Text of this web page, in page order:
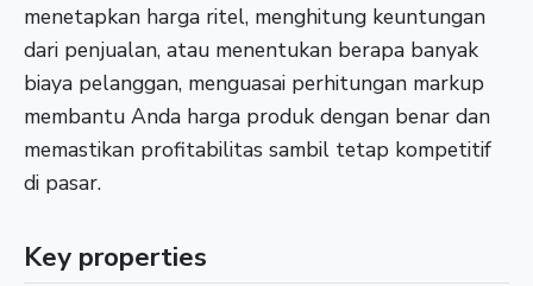
menetapkan harga ritel, menghitung keuntungan
dari penjualan, atau menentukan berapa banyak
biaya pelanggan, menguasai perhitungan markup
membantu Anda harga produk dengan benar dan
memastikan profitabilitas sambil tetap kompetitif
di pasar.
Key properties